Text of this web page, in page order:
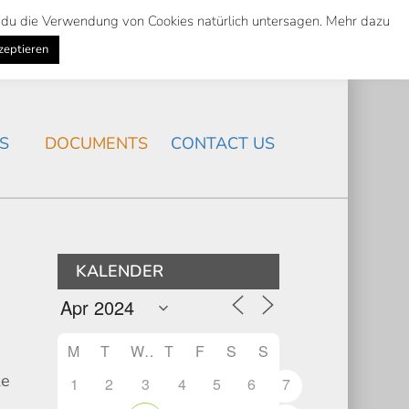
Suche
Search
NEWS
DOCUMENTS CONTACT US
KALENDER
M T W T F S
S
1
2 3 4 5 6
7
die Verwendung von Cookies natürlich untersagen. Mehr dazu